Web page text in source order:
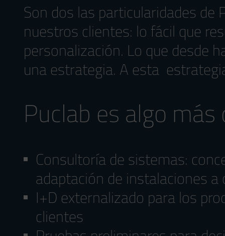
Son dos las particularidades
nuestros clientes: lo fácil que
personalización. Lo que desde
una estrategia. A esta
Puclab es algo
Consultoría de sistemas:
adaptación de instalaciones
I+D externalizado para los
clientes